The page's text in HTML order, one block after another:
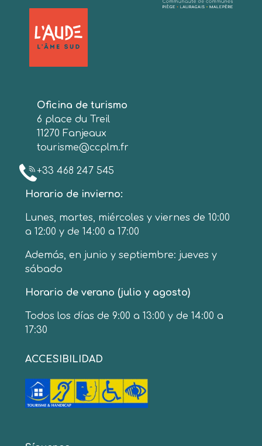
Oficina de turismo
6 place du Treil
11270 Fanjeaux
tourisme@ccplm.fr
+33 468 247 545
Horario de invierno:
Lunes, martes, miércoles y viernes de 10:00
a 12:00 y de 14:00 a 17:00
Además, en junio y septiembre: jueves y
sábado
Horario de verano (julio y agosto)
Todos los días de 9:00 a 13:00 y de 14:00 a
17:30
ACCESIBILIDAD